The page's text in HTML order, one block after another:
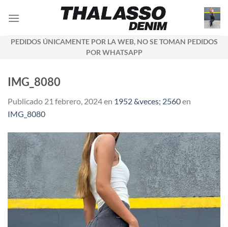
PEDIDOS ÚNICAMENTE POR LA WEB, NO SE TOMAN PEDIDOS
POR WHATSAPP
IMG_8080
Publicado 21 febrero, 2024en 1952 &veces; 2560en
IMG_8080